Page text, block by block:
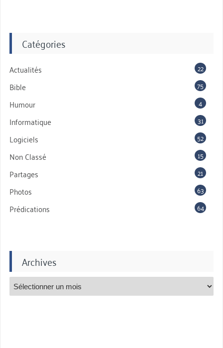
Catégories
Actualités 22
Bible 75
Humour 4
Informatique 31
Logiciels 52
Non Classé 15
Partages 21
Photos 63
Prédications 64
Archives